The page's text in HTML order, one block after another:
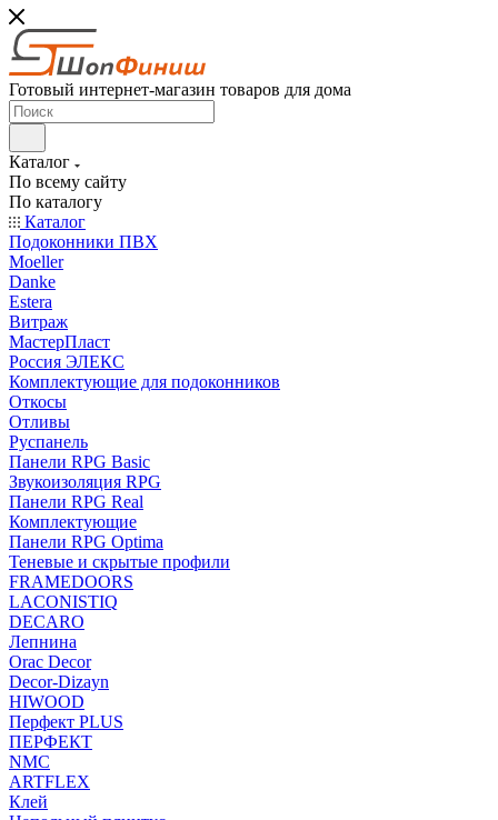
Готовый интернет-магазин товаров для дома
Каталог
По всему сайту
По каталогу
Каталог
Подоконники ПВХ
Moeller
Danke
Estera
Витраж
МастерПласт
Россия ЭЛЕКС
Комплектующие для подоконников
Откосы
Отливы
Руспанель
Панели RPG Basic
Звукоизоляция RPG
Панели RPG Real
Комплектующие
Панели RPG Optima
Теневые и скрытые профили
FRAMEDOORS
LACONISTIQ
DECARO
Лепнина
Orac Decor
Decor-Dizayn
HIWOOD
Перфект PLUS
ПЕРФЕКТ
NMC
ARTFLEX
Клей